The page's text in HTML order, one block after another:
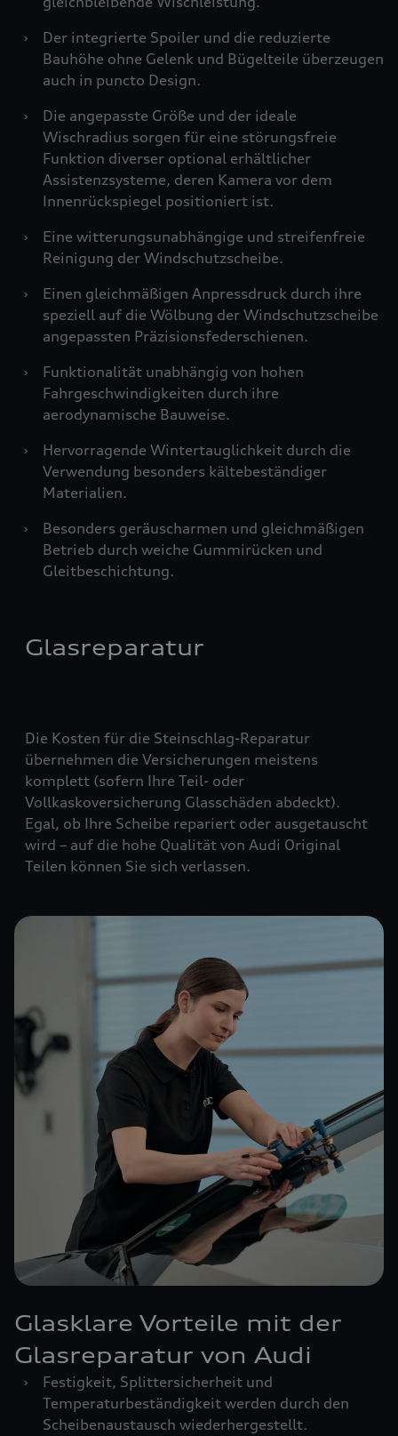
›
Der integrierte Spoiler und die reduzierte
Bauhöhe ohne Gelenk und Bügelteile überzeugen
auch in puncto Design.
›
Die angepasste Größe und der ideale
Wischradius sorgen für eine störungsfreie
Funktion diverser optional erhältlicher
Assistenzsysteme, deren Kamera vor dem
Innenrückspiegel positioniert ist.
›
Eine witterungsunabhängige und streifenfreie
Reinigung der Windschutzscheibe.
›
Einen gleichmäßigen Anpressdruck durch ihre
speziell auf die Wölbung der Windschutzscheibe
angepassten Präzisionsfederschienen.
›
Funktionalität unabhängig von hohen
Fahrgeschwindigkeiten durch ihre
aerodynamische Bauweise.
›
Hervorragende Wintertauglichkeit durch die
Verwendung besonders kältebeständiger
Materialien.
›
Besonders geräuscharmen und gleichmäßigen
Betrieb durch weiche Gummirücken und
Gleitbeschichtung.
Glasreparatur
Die Kosten für die Steinschlag-Reparatur
übernehmen die Versicherungen meistens
komplett (sofern Ihre Teil- oder
Vollkaskoversicherung Glasschäden abdeckt).
Egal, ob Ihre Scheibe repariert oder ausgetauscht
wird – auf die hohe Qualität von Audi Original
Teilen können Sie sich verlassen.
Glasklare Vorteile mit der
Glasreparatur von Audi
›
Festigkeit, Splittersicherheit und
Temperaturbeständigkeit werden durch den
Scheibenaustausch wiederhergestellt.